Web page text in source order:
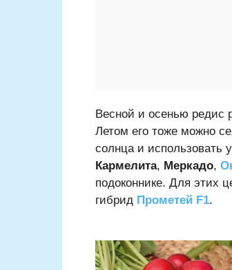
Весной и осенью редис
Летом его тоже можно
солнца и использовать
Кармелита, Меркадо,
подоконнике. Для этих
гибрид Прометей F1.